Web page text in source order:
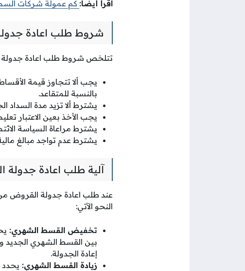
اقرأ أيضًا: كم عمولة شركات
شروط طلب اعادة
تتلخص شروط طلب اعادة جدولة
بالنسبة للمتقاعد.
يشترط ألا تزيد مدة السداد
يجب الأخذ بعين الاعتبار
يشترط مراعاة السياسة
يشترط عدم تواجد مبالغ
آلية طلب اعادة جدولة
عند طلب اعادة جدولة القروض
النحو الآتي:
تخفيض القسط الشهري:
بين القسط الشهري الجديد
إعادة الجدولة.
زيادة القسط الشهري: يحدد